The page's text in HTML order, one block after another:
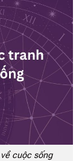
cuộc sống